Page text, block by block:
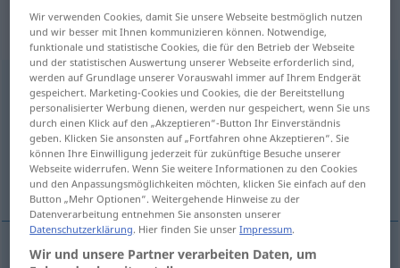
„Unterwasser…“: in
Zusammensetzungen
Unterwasser…in Zssgn
Übersicht aller Übersetzungen
(Für mehr Details die Übersetzung anklicken/antippen)
sous-marin
Wir verwenden Cookies, damit Sie unsere Webseite bestmöglich nutzen
und wir besser mit Ihnen kommunizieren können. Notwendige,
funktionale und statistische Cookies, die für den Betrieb der Webseite
und der statistischen Auswertung unserer Webseite erforderlich sind,
werden auf Grundlage unserer Vorauswahl immer auf Ihrem Endgerät
gespeichert. Marketing-Cookies und Cookies, die der Bereitstellung
personalisierter Werbung dienen, werden nur gespeichert, wenn Sie uns
durch einen Klick auf den „Akzeptieren“-Button Ihr Einverständnis
geben. Klicken Sie ansonsten auf „Fortfahren ohne Akzeptieren“. Sie
können Ihre Einwilligung jederzeit für zukünftige Besuche unserer
Webseite widerrufen. Wenn Sie weitere Informationen zu den Cookies
und den Anpassungsmöglichkeiten möchten, klicken Sie einfach auf den
Button „Mehr Optionen“. Weitergehende Hinweise zu der
Datenverarbeitung entnehmen Sie ansonsten unserer
Datenschutzerklärung. Hier finden Sie unserImpressum.
Wir und unsere Partner verarbeiten Daten, um